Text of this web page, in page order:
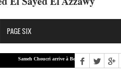
PAGE SIX
Sameh Choucri arrive à Beyrouth LEA :